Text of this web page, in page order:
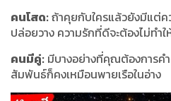
คนโสด:ถ้าคุยกับใครแล้วยังมีแต่
ปล่อยวาง ความรักที่ดีจะต้องไม่ทำใ
คนมีคู่: มีบางอย่างที่คุณต้องการค
สัมพันธ์ก็คงเหมือนพายเรือในอ่าง